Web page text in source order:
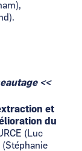
<<
et
du
(Luc
(Stéphanie